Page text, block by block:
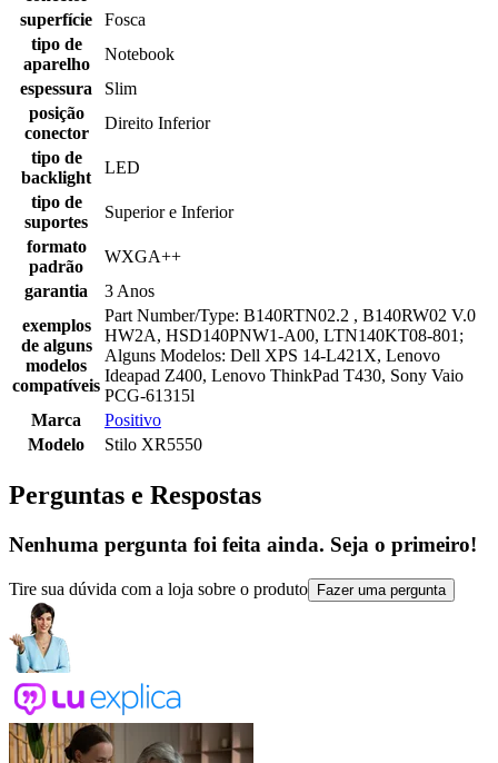
superfície
Fosca
tipo de
aparelho
Notebook
espessura
Slim
posição
conector
Direito Inferior
tipo de
backlight
LED
tipo de
suportes
Superior e Inferior
formato
padrão
WXGA++
garantia
3 Anos
exemplos
de alguns
modelos
compatíveis
Part Number/Type: B140RTN02.2 , B140RW02 V.0
HW2A, HSD140PNW1-A00, LTN140KT08-801;
Alguns Modelos: Dell XPS 14-L421X, Lenovo
Ideapad Z400, Lenovo ThinkPad T430, Sony Vaio
PCG-61315l
Marca
Positivo
Modelo
Stilo XR5550
Perguntas e Respostas
Nenhuma pergunta foi feita ainda. Seja o primeiro!
Tire sua dúvida com a loja sobre o produto Fazer uma pergunta